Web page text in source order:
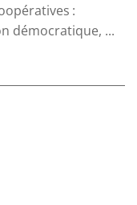
:
démocratique, ...